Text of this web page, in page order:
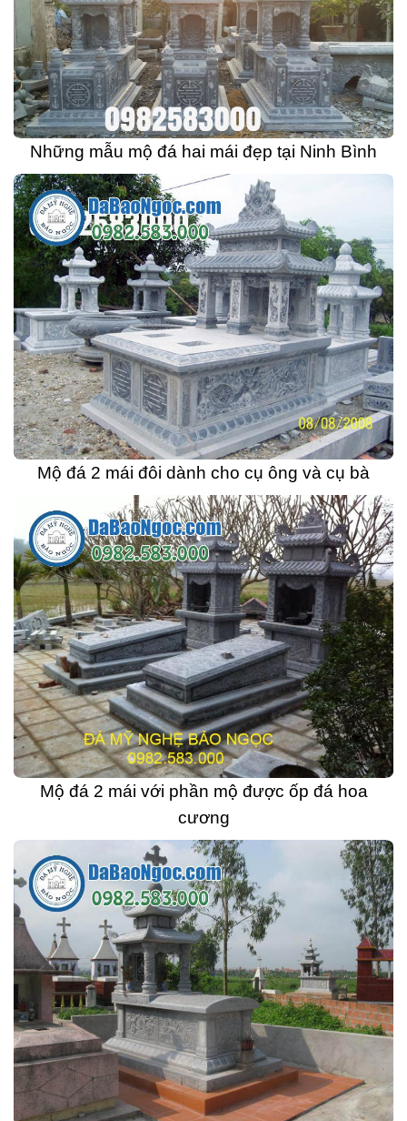
Những mẫu mộ đá hai mái đẹp tại Ninh Bình
Mộ đá 2 mái đôi dành cho cụ ông và cụ bà
Mộ đá 2 mái với phần mộ được ốp đá hoa
cương